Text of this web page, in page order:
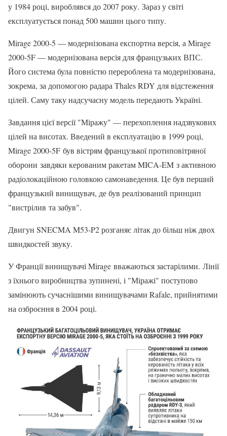
у 1984 році, вироблявся до 2007 року. Зараз у світі
експлуатується понад 500 машин цього типу.
Mirage 2000-5 — модернізована експортна версія, а Mirage
2000-5F — модернізована версія для французьких ВПС.
Його система була повністю перероблена та модернізована,
зокрема, за допомогою радара Thales RDY для відстеження
цілей. Саму таку надсучасну модель передають Україні.
Завдання цієї версії "Міражу" — перехоплення надзвукових
цілей на висотах. Введений в експлуатацію в 1999 році,
Mirage 2000-5F був вістрям французької протиповітряної
оборони завдяки керованим ракетам MICA-EM з активною
радіолокаційною головкою самонаведення. Це був перший
французький винищувач, де був реалізований принцип
"вистрілив та забув".
Двигун SNECMA M53-P2 розганяє літак до більш ніж двох
швидкостей звуку.
У Франції винищувачі Mirage вважаються застарілими. Лінії
з їхнього виробництва зупинені, і "Міражі" поступово
замінюють сучаснішими винищувачами Rafale, прийнятими
на озброєння в 2004 році.